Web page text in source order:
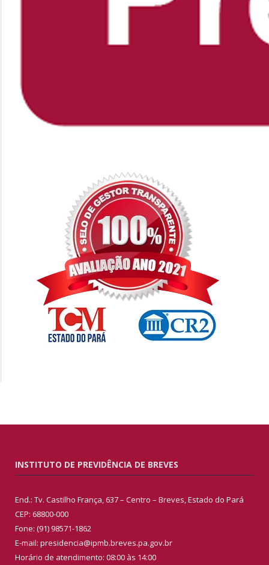
INSTITUTO DE PREVIDÊNCIA DE BREVES
End.: Tv. Castilho França, 637 – Centro – Breves, Estado do Pará
CEP: 68800-000
Fone: (91) 98571-1862
E-mail: presidencia@ipmb.breves.pa.gov.br
Horário de atendimento: 08:00 às 14:00